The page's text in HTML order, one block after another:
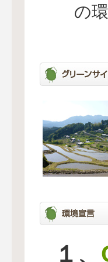
の
１、